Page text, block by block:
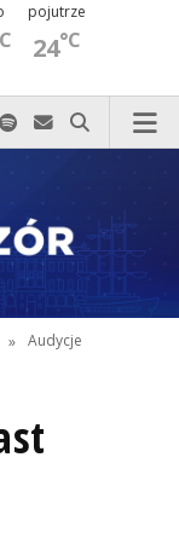
pojutrze
24°C
zadzwoń
u
na Xnas na Instagram-ie
Odwiedź nas na TikTok-u
Szukaj nas na Spotify
Wyślij do nas
Szukaj
» Audycje